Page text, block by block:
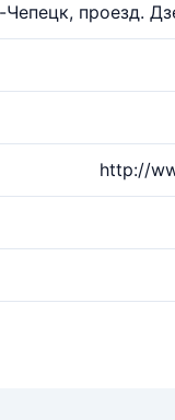
Чепецк, проезд.
http://